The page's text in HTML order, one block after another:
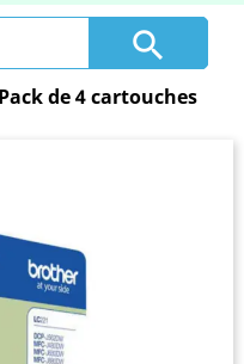

de 4 cartouches